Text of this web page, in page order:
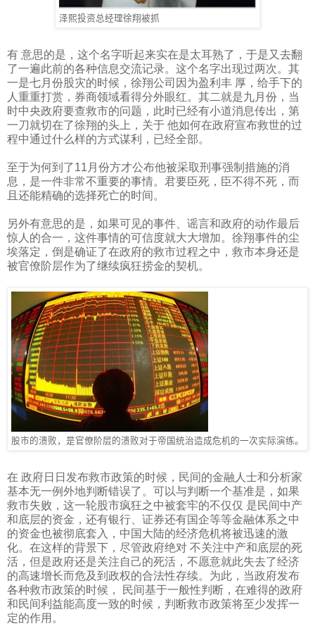
泽熙投资总经理徐翔被抓
有 意思的是，这个名字听起来实在是太耳熟了，于是又去翻
了一遍此前的各种信息交流记录。这个名字出现过两次。其
一是七月份股灾的时候，徐翔公司因为盈利丰 厚，给手下的
人重重打赏，券商领域看得分外眼红。其二就是九月份，当
时中央政府要查救市的问题，此时已经有小道消息传出，第
一刀就切在了徐翔的头上，关于 他如何在政府宣布救世的过
程中通过什么样的方式谋利，已经全部。
至于为何到了11 月份方才公布他被采取刑事强制措施的消
息，是一件非常不重要的事情。君要臣死，臣不得不死，而
且还能精确的选择死亡的时间。
另外有意思的是，如果可见的事件、谣言和政府的动作最后
惊人的合一，这件事情的可信度就大大增加。徐翔事件的尘
埃落定，倒是确证了在政府的救市过程之中，救市本身还是
被官僚阶层作为了继续疯狂捞金的契机。
股市的溃败，是官僚阶层的溃败对于帝国统治造成危机的一次实际演练。
在 政府日日发布救市政策的时候，民间的金融人士和分析家
基本无一例外地判断错误了。可以与判断一个基准是，如果
救市失败，这一轮股市疯狂之中被套牢的不仅仅 是民间中产
和底层的资金，还有银行、证券还有国企等等金融体系之中
的资金也被彻底套入，中国大陆的经济危机将被迅速的激
化。在这样的背景下，尽管政府绝对 不关注中产和底层的死
活，但是政府还是关注自己的死活，不愿意就此失去了经济
的高速增长而危及到政权的合法性存续。为此，当政府发布
各种救市政策的时候， 民间基于一般性判断，在难得的政府
和民间利益能高度一致的时候，判断救市政策将至少发挥一
定的作用。